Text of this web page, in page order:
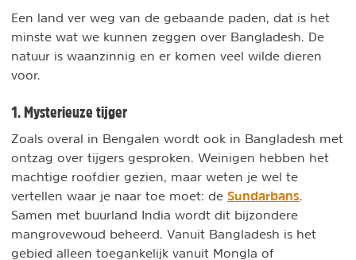
Een land ver weg van de gebaande paden, dat is het
minste wat we kunnen zeggen over Bangladesh. De
natuur is waanzinnig en er komen veel wilde dieren
voor.
1. Mysterieuze tijger
Zoals overal in Bengalen wordt ook in Bangladesh met
ontzag over tijgers gesproken. Weinigen hebben het
machtige roofdier gezien, maar weten je wel te
vertellen waar je naar toe moet: de Sundarbans
Samen met buurland India wordt dit bijzondere
mangrovewoud beheerd. Vanuit Bangladesh is het
gebied alleen toegankelijk vanuit Mongla of